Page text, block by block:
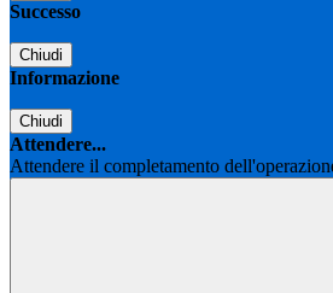
Successo
Chiudi
Informazione
Chiudi
Attendere...
Attendere il completamento